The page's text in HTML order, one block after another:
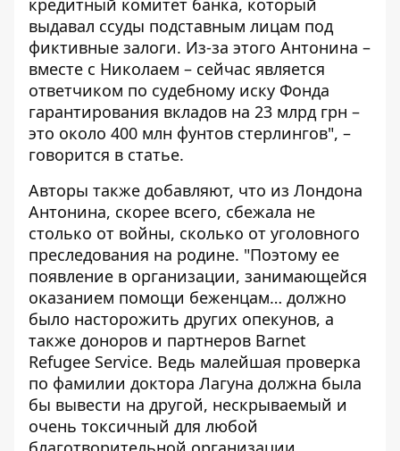
кредитный комитет банка, который
выдавал ссуды подставным лицам под
фиктивные залоги. Из-за этого Антонина –
вместе с Николаем – сейчас является
ответчиком по судебному иску Фонда
гарантирования вкладов на 23 млрд грн –
это около 400 млн фунтов стерлингов", –
говорится в статье.
Авторы также добавляют, что из Лондона
Антонина, скорее всего, сбежала не
столько от войны, сколько от уголовного
преследования на родине. "Поэтому ее
появление в организации, занимающейся
оказанием помощи беженцам… должно
было насторожить других опекунов, а
также доноров и партнеров Barnet
Refugee Service. Ведь малейшая проверка
по фамилии доктора Лагуна должна была
бы вывести на другой, нескрываемый и
очень токсичный для любой